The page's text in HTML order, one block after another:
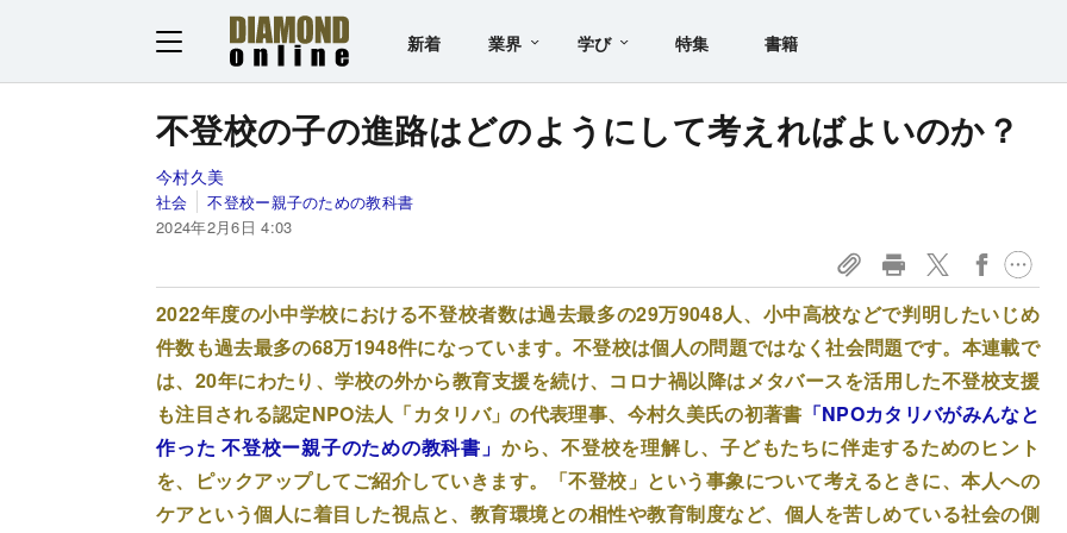
新着 業界 学び 特集 書籍
不登校の子の進路はどのようにして考えればよいのか？
今村久美
社会
不登校ー親子のための教科書
2024年2月6日 4:03
2022年度の小中学校における不登校者数は過去最多の29万9048人、小中高校などで判明したいじめ
件数も過去最多の68万1948件になっています。不登校は個人の問題ではなく社会問題です。本連載で
は、20年にわたり、学校の外から教育支援を続け、コロナ禍以降はメタバースを活用した不登校支援
も注目される認定NPO法人「カタリバ」の代表理事、今村久美氏の初著書 「NPOカタリバがみんなと
作った 不登校ー親子のための教科書」 から、不登校を理解し、子どもたちに伴走するためのヒント
を、ピックアップしてご紹介していきます。「不登校」という事象について考えるときに、本人への
ケアという個人に着目した視点と、教育環境との相性や教育制度など、個人を苦しめている社会の側